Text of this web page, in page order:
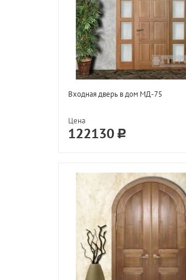
Входная дверь в дом МД-75
Цена
122130